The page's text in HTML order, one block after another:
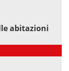
abitazioni